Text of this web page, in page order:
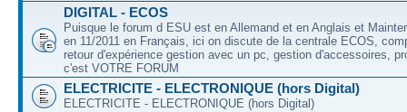
DIGITAL - ECOS
Puisque le forum d ESU est en Allemand et en Anglais et
en 11/2011 en Français, ici on discute de la centrale ECOS,
retour d'expérience gestion avec un pc, gestion d'accessoires,
c'est VOTRE FORUM
ELECTRICITE - ELECTRONIQUE (hors Digital)
ELECTRICITE - ELECTRONIQUE (hors Digital)